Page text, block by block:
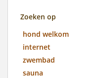
Zoeken op
hond welkom
internet
zwembad
sauna